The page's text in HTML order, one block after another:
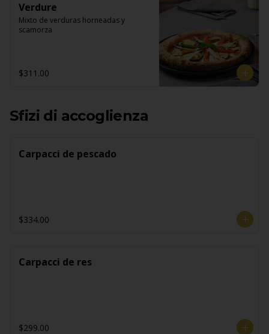
Verdure
Mixto de verduras horneadas y
scamorza
$311.00
Sfizi di accoglienza
Carpacci de pescado
$334.00
Carpacci de res
$299.00